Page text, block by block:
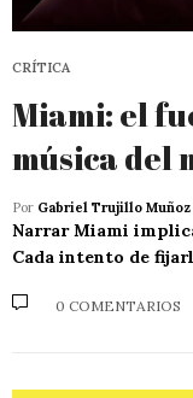
CRÍTICA
Miami: el
música del
Por Gabriel Trujillo Muñoz
Narrar Miami
Cada intento de
0 COMENTARIOS